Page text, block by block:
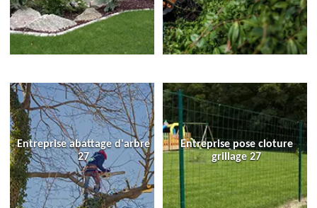
Entreprise abattage d'arbre
27
Entreprise pose cloture
grillage 27